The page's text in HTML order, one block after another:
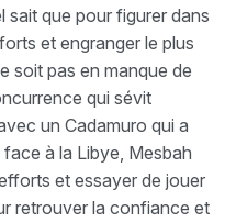
sait que pour figurer dans
et engranger le plus
soit pas en manque de
qui sévit
un Cadamuro qui a
à la Libye, Mesbah
et essayer de jouer
retrouver la confiance et